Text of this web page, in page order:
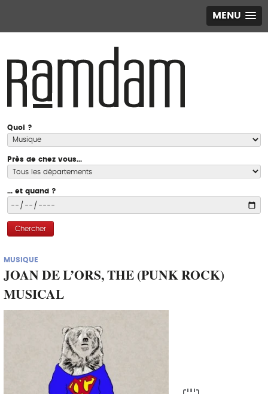
MENU
Quoi ?
Près de chez vous...
... et quand ?
Chercher
MUSIQUE
JOAN DE L’ORS, THE (PUNK ROCK)
MUSICAL